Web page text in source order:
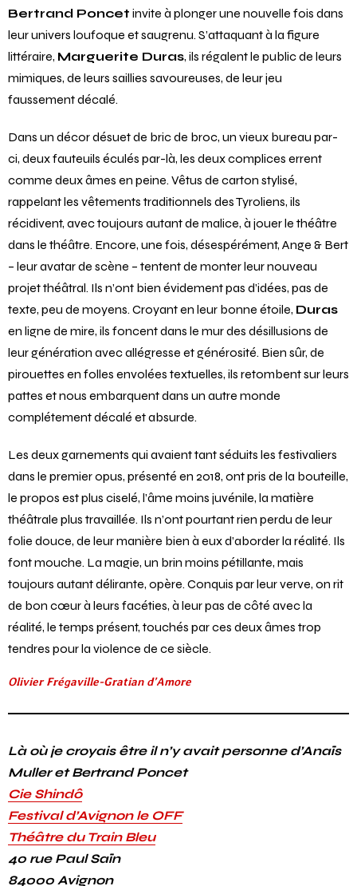
Bertrand Poncet invite à plonger une nouvelle fois dans
leur univers loufoque et saugrenu. S’attaquant à la figure
littéraire, Marguerite Duras, ils régalent le public de leurs
mimiques, de leurs saillies savoureuses, de leur jeu
faussement décalé.
Dans un décor désuet de bric de broc, un vieux bureau par-
ci, deux fauteuils éculés par-là, les deux complices errent
comme deux âmes en peine. Vêtus de carton stylisé,
rappelant les vêtements traditionnels des Tyroliens, ils
récidivent, avec toujours autant de malice, à jouer le théâtre
dans le théâtre. Encore, une fois, désespérément, Ange & Bert
– leur avatar de scène – tentent de monter leur nouveau
projet théâtral. Ils n’ont bien évidement pas d’idées, pas de
texte, peu de moyens. Croyant en leur bonne étoile, Duras
en ligne de mire, ils foncent dans le mur des désillusions de
leur génération avec allégresse et générosité. Bien sûr, de
pirouettes en folles envolées textuelles, ils retombent sur leurs
pattes et nous embarquent dans un autre monde
complétement décalé et absurde.
Les deux garnements qui avaient tant séduits les festivaliers
dans le premier opus, présenté en 2018, ont pris de la bouteille,
le propos est plus ciselé, l’âme moins juvénile, la matière
théâtrale plus travaillée. Ils n’ont pourtant rien perdu de leur
folie douce, de leur manière bien à eux d’aborder la réalité. Ils
font mouche. La magie, un brin moins pétillante, mais
toujours autant délirante, opère. Conquis par leur verve, on rit
de bon cœur à leurs facéties, à leur pas de côté avec la
réalité, le temps présent, touchés par ces deux âmes trop
tendres pour la violence de ce siècle.
Olivier Frégaville-Gratian d’Amore
Là où je croyais être il n’y avait personne d’Anaïs
Muller et Bertrand Poncet
Cie Shindô
Festival d’Avignon le OFF
Théâtre du Train Bleu
40 rue Paul Saïn
84000 Avignon